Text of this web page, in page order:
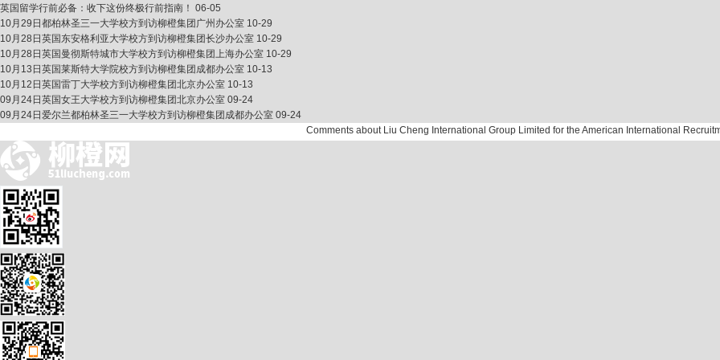
英国留学行前必备：收下这份终极行前指南！ 06-05
10月29日都柏林圣三一大学校方到访柳橙集团广州办公室 10-29
10月28日英国东安格利亚大学校方到访柳橙集团长沙办公室 10-29
10月28日英国曼彻斯特城市大学校方到访柳橙集团上海办公室 10-29
10月13日英国莱斯特大学院校方到访柳橙集团成都办公室 10-13
10月12日英国雷丁大学校方到访柳橙集团北京办公室 10-13
09月24日英国女王大学校方到访柳橙集团北京办公室 09-24
09月24日爱尔兰都柏林圣三一大学校方到访柳橙集团成都办公室 09-24
Comments about Liu Cheng International Group Limited for the American International